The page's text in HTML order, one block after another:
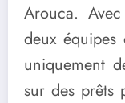
Arouca.
deux
uniquement
sur des prêts